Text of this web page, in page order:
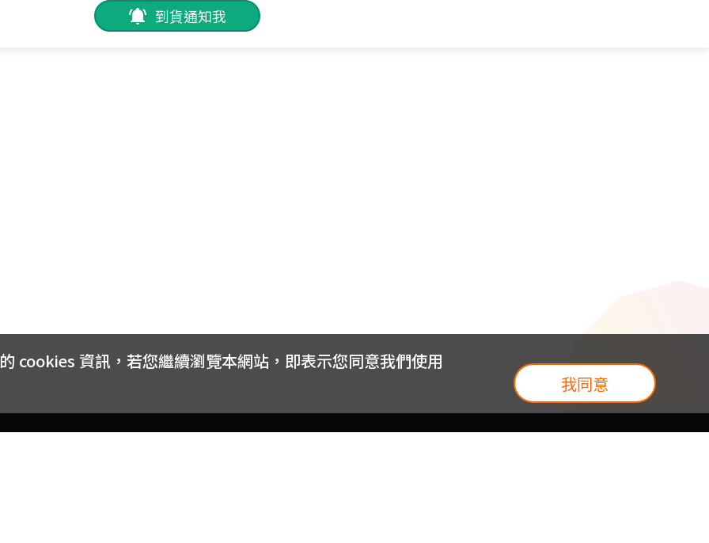
到貨通知我
cookies 資訊，若您繼續瀏覽本網站，即表示您同意我們使用
我同意